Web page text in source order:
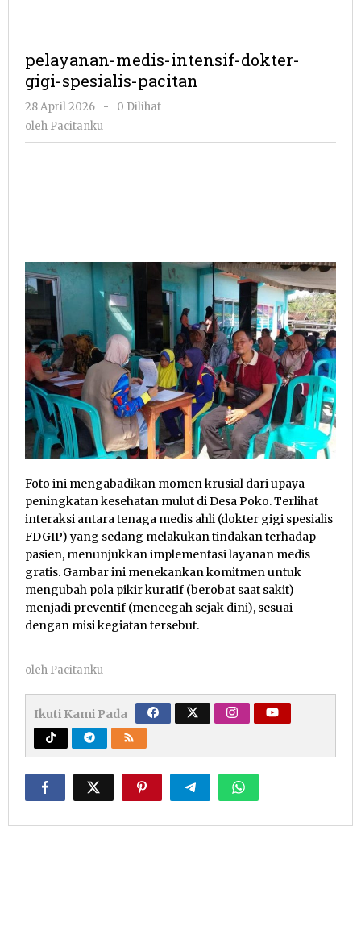
pelayanan-medis-intensif-dokter-
gigi-spesialis-pacitan
28 April 2026
oleh
Pacitanku
-
0 Dilihat
oleh Pacitanku
Foto ini mengabadikan momen krusial dari upaya
peningkatan kesehatan mulut di Desa Poko. Terlihat
interaksi antara tenaga medis ahli (dokter gigi spesialis
FDGIP) yang sedang melakukan tindakan terhadap
pasien, menunjukkan implementasi layanan medis
gratis. Gambar ini menekankan komitmen untuk
mengubah pola pikir kuratif (berobat saat sakit)
menjadi preventif (mencegah sejak dini), sesuai
dengan misi kegiatan tersebut.
oleh Pacitanku
Ikuti Kami Pada